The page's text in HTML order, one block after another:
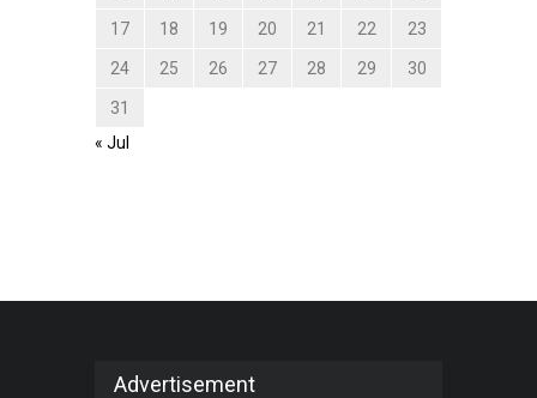
17 18 19 20 21 22 23
24 25 26 27 28 29 30
31
« Jul
Advertisement